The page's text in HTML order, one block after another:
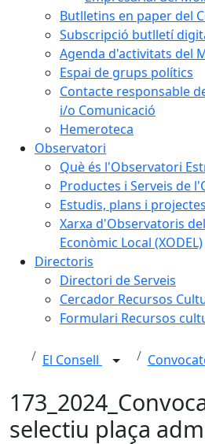
Butlletins en paper del
Subscripció butlletí
Agenda d'activitats del
Espai de grups polítics
Contacte responsable
i/o Comunicació
Hemeroteca
Observatori
Què és l'Observatori
Productes i Serveis de
Estudis, plans i
Xarxa d'Observatoris
Econòmic Local (XODEL)
Directoris
Directori de Serveis
Cercador Recursos
Formulari Recursos
El Consell
selectiu plaça